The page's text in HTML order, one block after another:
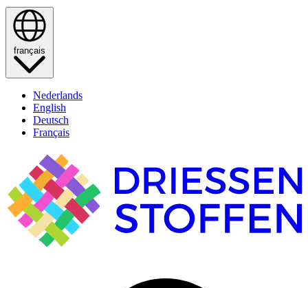
français
Nederlands
English
Deutsch
Français